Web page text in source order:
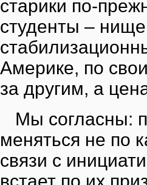
старики по-
студенты –
Америке, по
за другим, а
Мы согласны:
меняться не по
связи с
встает по их